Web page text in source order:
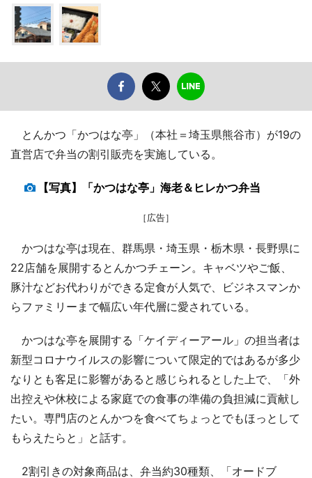
とんかつ「かつはな亭」（本社＝埼玉県熊谷市）が19の
直営店で弁当の割引販売を実施している。
【写真】「かつはな亭」海老＆ヒレかつ弁当
［広告］
かつはな亭は現在、群馬県・埼玉県・栃木県・長野県に
22店舗を展開するとんかつチェーン。キャベツやご飯、
豚汁などお代わりができる定食が人気で、ビジネスマンか
らファミリーまで幅広い年代層に愛されている。
かつはな亭を展開する「ケイディーアール」の担当者は
新型コロナウイルスの影響について限定的ではあるが多少
なりとも客足に影響があると感じられるとした上で、「外
出控えや休校による家庭での食事の準備の負担減に貢献し
たい。専門店のとんかつを食べてちょっとでもほっとして
もらえたらと」と話す。
2割引きの対象商品は、弁当約30種類、「オードブ